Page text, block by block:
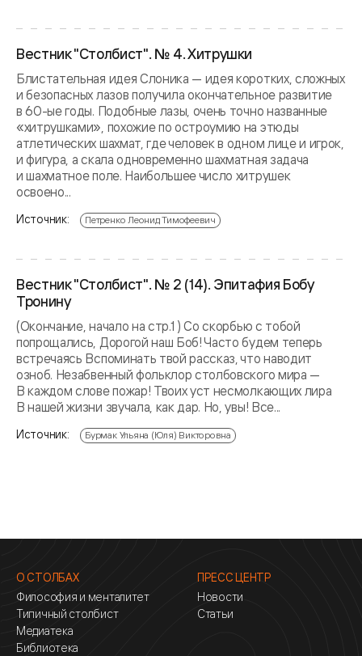
Вестник "Столбист". № 4. Хитрушки
Блистательная идея Слоника — идея коротких, сложных
и безопасных лазов получила окончательное развитие
в 60-ые годы. Подобные лазы, очень точно названные
«хитрушками», похожие по остроумию на этюды
атлетических шахмат, где человек в одном лице и игрок,
и фигура, а скала одновременно шахматная задача
и шахматное поле. Наибольшее число хитрушек
освоено...
Источник: Петренко Леонид Тимофеевич
Вестник "Столбист". № 2 (14). Эпитафия Бобу
Тронину
(Окончание, начало на стр.1 ) Со скорбью с тобой
попрощались, Дорогой наш Боб! Часто будем теперь
встречаясь Вспоминать твой рассказ, что наводит
озноб. Незабвенный фольклор столбовского мира —
В каждом слове пожар! Твоих уст несмолкающих лира
В нашей жизни звучала, как дар. Но, увы! Все...
Источник: Бурмак Ульяна (Юля) Викторовна
О СТОЛБАХ
Философия и менталитет
Типичный столбист
Медиатека
Библиотека
ПРЕСС ЦЕНТР
Новости
Статьи